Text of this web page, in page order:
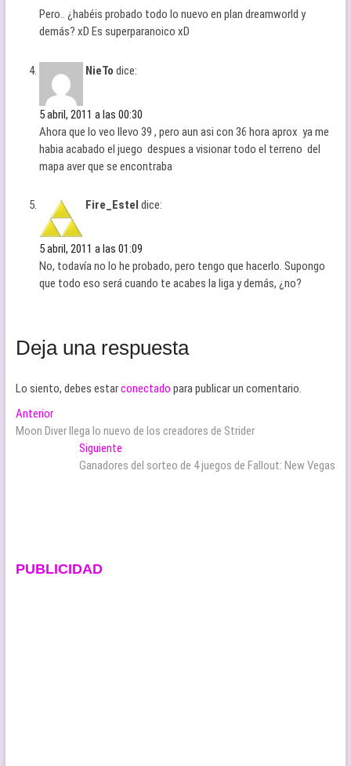
Pero.. ¿habéis probado todo lo nuevo en plan dreamworld y
demás? xD Es superparanoico xD
NieTo dice:
5 abril, 2011 a las 00:30
Ahora que lo veo llevo 39 , pero aun asi con 36 hora aprox ya me
habia acabado el juego despues a visionar todo el terreno del
mapa aver que se encontraba
Fire_Estel dice:
5 abril, 2011 a las 01:09
No, todavía no lo he probado, pero tengo que hacerlo. Supongo
que todo eso será cuando te acabes la liga y demás, ¿no?
Deja una respuesta
Lo siento, debes estarconectado para publicar un comentario.
Navegación
de
entradas
AnteriorEntrada
anterior:
Moon Diver llega lo nuevo de los creadores de Strider
Siguiente
siguiente:
Ganadores del sorteo de 4 juegos de Fallout: New Vegas
PUBLICIDAD